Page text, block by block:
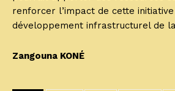
renforcer l’impact de cette
développement infrastructurel de
Zangouna KONÉ